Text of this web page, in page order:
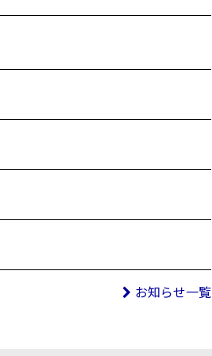
お知らせ一覧